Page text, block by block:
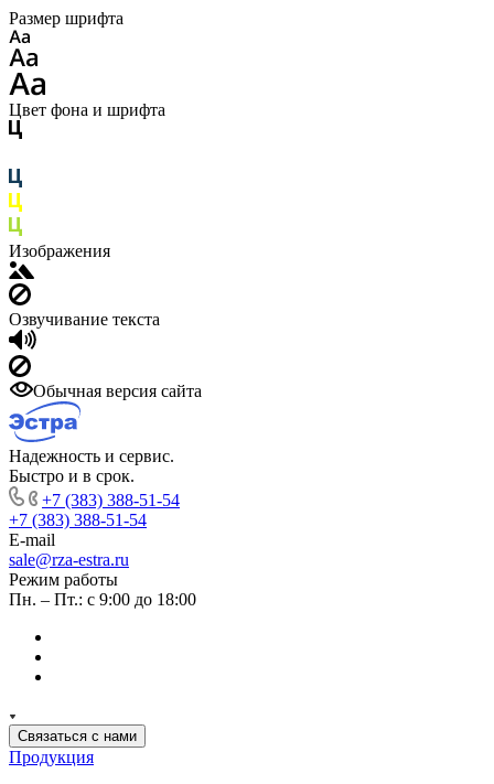
Размер шрифта
Цвет фона и шрифта
Изображения
Озвучивание текста
Обычная версия сайта
Надежность и сервис.
Быстро и в срок.
+7 (383) 388-51-54
+7 (383) 388-51-54
E-mail
sale@rza-estra.ru
Режим работы
Пн. – Пт.: с 9:00 до 18:00
Связаться с нами
Продукция